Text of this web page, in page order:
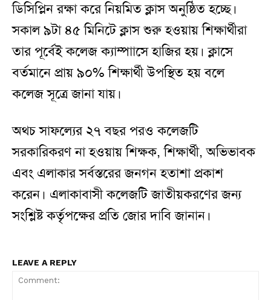
ডিসিপ্লিন রক্ষা করে নিয়মিত ক্লাস অনুষ্ঠিত হচ্ছে।
সকাল ৯টা ৪৫ মিনিটে ক্লাস শুরু হওয়ায় শিক্ষার্থীরা
তার পূর্বেই কলেজ ক্যাম্পাাসে হাজির হয়। ক্লাসে
বর্তমানে প্রায় ৯০% শিক্ষার্থী উপস্থিত হয় বলে
কলেজ সূত্রে জানা যায়।
অথচ সাফল্যের ২৭ বছর পরও কলেজটি
সরকারিকরণ না হওয়ায় শিক্ষক, শিক্ষার্থী, অভিভাবক
এবং এলাকার সর্বস্তরের জনগন হতাশা প্রকাশ
করেন। এলাকাবাসী কলেজটি জাতীয়করণের জন্য
সংশ্লিষ্ট কর্তৃপক্ষের প্রতি জোর দাবি জানান।
LEAVE A REPLY